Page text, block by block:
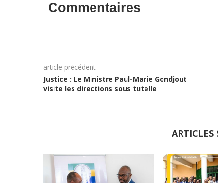
Commentaires
article précédent
Justice : Le Ministre Paul-Marie Gondjout
visite les directions sous tutelle
ARTICLES